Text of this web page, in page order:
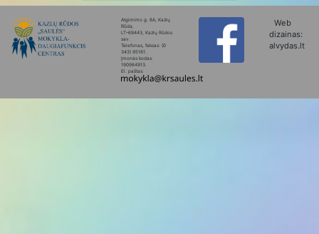
Atgimimo g. 8A, Kazlų
Rūda,
LT–69443, Kazlų Rūdos
sav.
Telefonas, faksas: (0
343) 95181.
Įmonės kodas:
190984913.
El. paštas:
Web
dizainas:
alvydas.lt